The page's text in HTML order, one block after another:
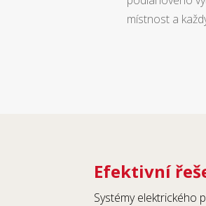
místnost a
Efektivní
Systémy elektrického